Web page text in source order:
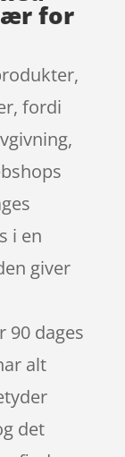
for
fordi
i en
giver
90 dages
alt
det